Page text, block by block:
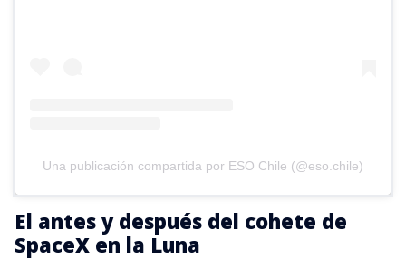
Una publicación compartida por ESO Chile (@eso.chile)
El antes y después del cohete de
SpaceX en la Luna